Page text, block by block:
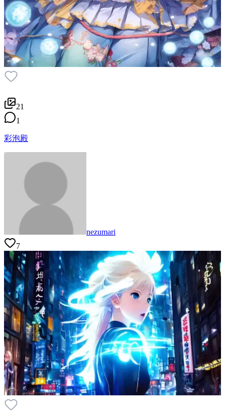
21
1
彩泡殿
nezumari
7